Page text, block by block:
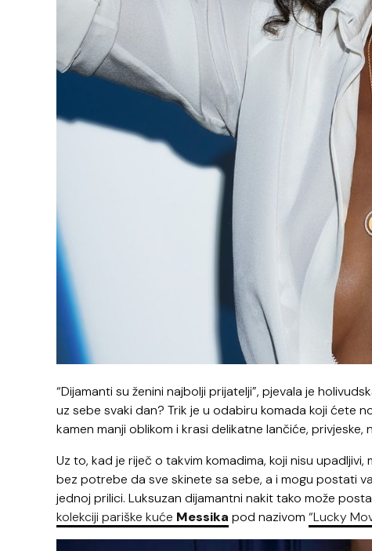
“Dijamanti su ženini najbolji prijatelji”, pjevala je
uz sebe svaki dan? Trik je u odabiru komada koji ćete
kamen manji oblikom i krasi delikatne lančiće, privjeske,
Uz to, kad je riječ o takvim komadima, koji nisu
bez potrebe da sve skinete sa sebe, a i mogu postati
jednoj prilici. Luksuzan dijamantni nakit tako može
kolekciji pariške kuće Messika pod nazivom “Lucky